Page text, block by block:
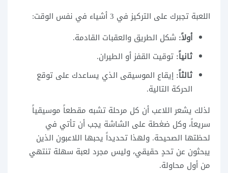
اللعبة تجبرك على التركيز في 3 أشياء في نفس الوقت:
أولاً: شكل الطريق والعقبات القادمة.
ثانياً: توقيت القفز أو الطيران.
ثالثاً: إيقاع الموسيقى الذي يساعدك على توقع
الحركة التالية.
لذلك يشعر اللاعب أن كل مرحلة تشبه مقطعاً موسيقياً
سريعاً، وكل ضغطة على الشاشة يجب أن تأتي في
لحظتها الصحيحة. ولهذا تحديداً يحبها اللاعبون الذين
يبحثون عن تحدٍ حقيقي، وليس مجرد لعبة سهلة تنتهي
من أول محاولة.